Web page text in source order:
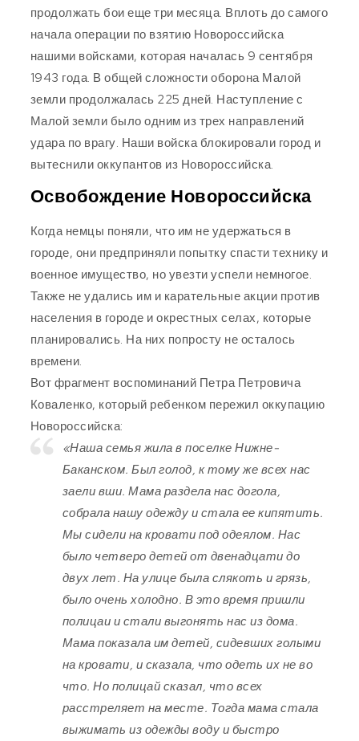
продолжать бои еще три месяца. Вплоть до самого
начала операции по взятию Новороссийска
нашими войсками, которая началась 9 сентября
1943 года. В общей сложности оборона Малой
земли продолжалась 225 дней. Наступление с
Малой земли было одним из трех направлений
удара по врагу. Наши войска блокировали город и
вытеснили оккупантов из Новороссийска.
Освобождение Новороссийска
Когда немцы поняли, что им не удержаться в
городе, они предприняли попытку спасти технику и
военное имущество, но увезти успели немногое.
Также не удались им и карательные акции против
населения в городе и окрестных селах, которые
планировались. На них попросту не осталось
времени.
Вот фрагмент воспоминаний Петра Петровича
Коваленко, который ребенком пережил оккупацию
Новороссийска:
«Наша семья жила в поселке Нижне-
Баканском. Был голод, к тому же всех нас
заели вши. Мама раздела нас догола,
собрала нашу одежду и стала ее кипятить.
Мы сидели на кровати под одеялом. Нас
было четверо детей от двенадцати до
двух лет. На улице была слякоть и грязь,
было очень холодно. В это время пришли
полицаи и стали выгонять нас из дома.
Мама показала им детей, сидевших голыми
на кровати, и сказала, что одеть их не во
что. Но полицай сказал, что всех
расстреляет на месте. Тогда мама стала
выжимать из одежды воду и быстро